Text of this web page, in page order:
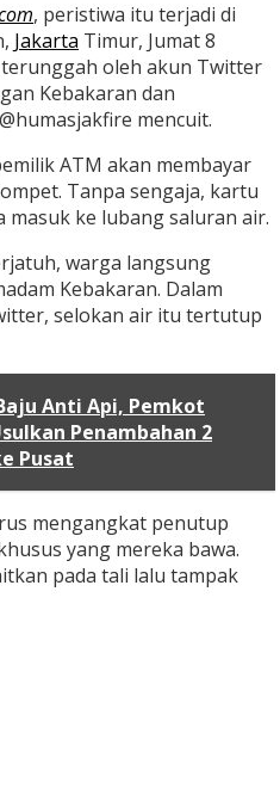
, peristiwa itu terjadi di
Jakarta Timur, Jumat 8
oleh akun Twitter
Kebakaran dan
mencuit.
ATM akan membayar
Tanpa sengaja, kartu
ke lubang saluran air.
warga langsung
Kebakaran. Dalam
selokan air itu tertutup
Anti Api, Pemkot
Penambahan 2
Pusat
mengangkat penutup
yang mereka bawa.
pada tali lalu tampak